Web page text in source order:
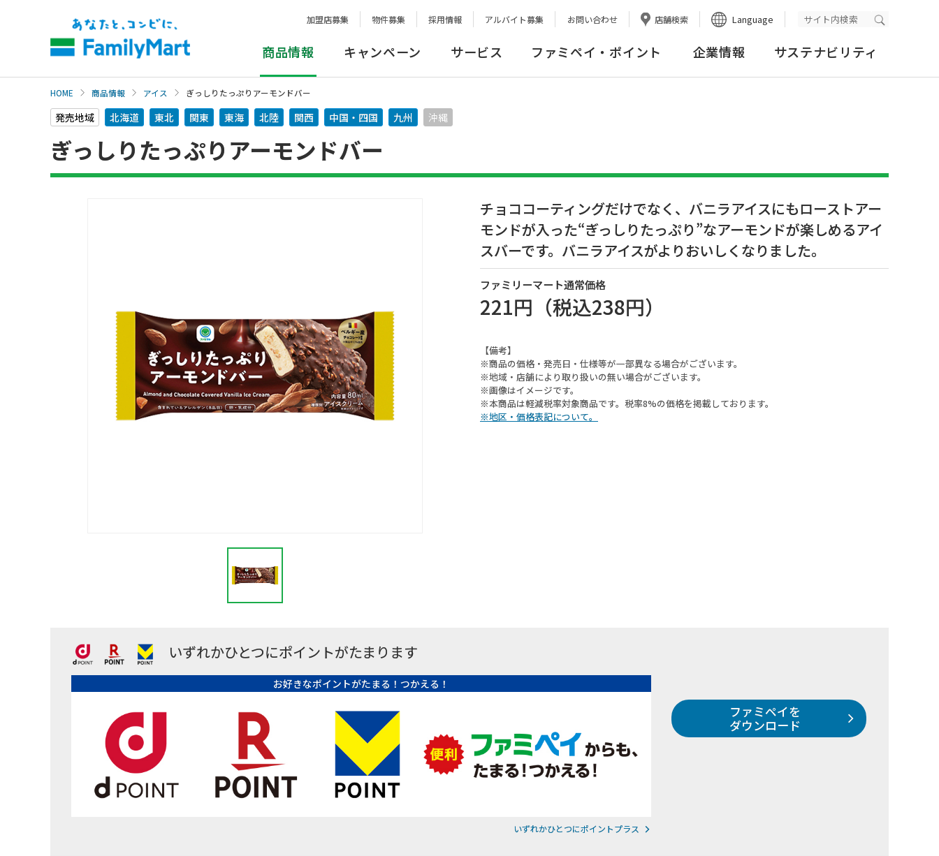
加盟店募集 物件募集 採用情報 アルバイト募集 お問い合わせ 店舗検索 Language 検索実行
商品情報 キャンペーン サービス ファミペイ・ポイント 企業情報 サステナビリティ
HOME 商品情報 アイス ぎっしりたっぷりアーモンドバー
発売地域 北海道 東北 関東 東海 北陸 関西 中国・四国 九州 沖縄
ぎっしりたっぷりアーモンドバー
チョココーティングだけでなく、バニラアイスにもローストアー
モンドが入った“ぎっしりたっぷり”なアーモンドが楽しめるアイ
スバーです。バニラアイスがよりおいしくなりました。
ファミリーマート通常価格
221円 （税込238円）
【備考】
※商品の価格・発売日・仕様等が一部異なる場合がございます。
※地域・店舗により取り扱いの無い場合がございます。
※画像はイメージです。
※本商品は軽減税率対象商品です。税率8%の価格を掲載しております。
※地区・価格表記について。
いずれかひとつにポイントがたまります
お好きなポイントがたまる！つかえる！
いずれかひとつにポイントプラス
ファミペイを
ダウンロード